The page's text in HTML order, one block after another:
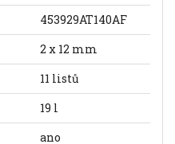
453929AT140AF
2 x 12 mm
11 listů
19 l
ano